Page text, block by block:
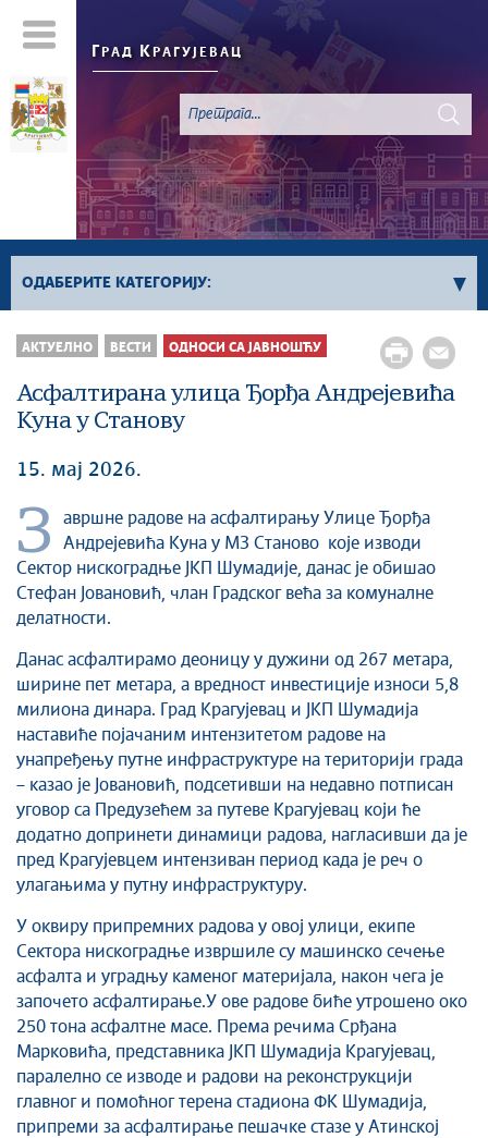
Г РАД К РАГУЈЕВАЦ
ОДАБЕРИТЕ КАТЕГОРИЈУ:
Све вести
Сервисне Информације
Генерално
Односи са јавношћу
Здравство
Социјална заштита
Спорт
Седнице Градског већа
Седнице Скупштине
Туризам
Крагујевац - Град у парку
Екологија
Млади у локалној самоуправи
НВО
Међународна сарадња
Позив за медије
Избори
Октобарске свечаности
Образовање
Савет за координацију послова безбедности
саобраћаја
Људска и мањинска права
АКТУЕЛНО ВЕСТИ ОДНОСИ СА ЈАВНОШЋУ
Асфалтирана улица Ђорђа Андрејевића
Куна у Станову
15. мај 2026.
З
авршне радове на асфалтирању Улице Ђорђа
Андрејевића Куна у МЗ Станово које изводи
Сектор нискоградње ЈКП Шумадије, данас је обишао
Стефан Јовановић, члан Градског већа за комуналне
делатности.
Данас асфалтирамо деоницу у дужини од 267 метара,
ширине пет метара, а вредност инвестиције износи 5,8
милиона динара. Град Крагујевац и ЈКП Шумадија
наставиће појачаним интензитетом радове на
унапређењу путне инфраструктуре на територији града
– казао је Јовановић, подсетивши на недавно потписан
уговор са Предузећем за путеве Крагујевац који ће
додатно допринети динамици радова, нагласивши да је
пред Крагујевцем интензиван период када је реч о
улагањима у путну инфраструктуру.
У оквиру припремних радова у овој улици, екипе
Сектора нискоградње извршиле су машинско сечење
асфалта и уградњу каменог материјала, након чега је
започето асфалтирање.У ове радове биће утрошено око
250 тона асфалтне масе. Према речима Срђана
Марковића, представника ЈКП Шумадија Крагујевац,
паралелно се изводе и радови на реконструкцији
главног и помоћног терена стадиона ФК Шумадија,
припреми за асфалтирање пешачке стазе у Атинској